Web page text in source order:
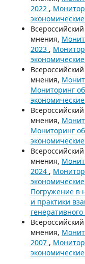
2022 ,
мнения,
2023 ,
мнения,
Мониторинг
мнения,
Мониторинг
мнения,
2024 ,
Погружение в
и практики
мнения,
2007 ,